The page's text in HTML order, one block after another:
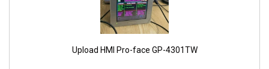
Upload HMI Pro-face GP-4301TW